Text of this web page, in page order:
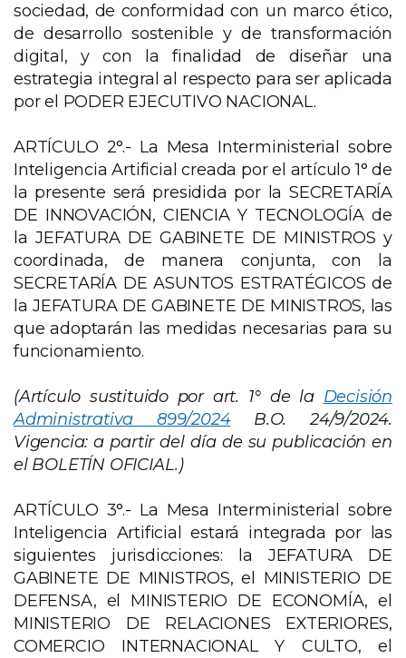
sociedad, de conformidad con un marco ético,
de desarrollo sostenible y de transformación
digital, y con la finalidad de diseñar una
estrategia integral al respecto para ser aplicada
por el PODER EJECUTIVO NACIONAL.
ARTÍCULO 2°.- La Mesa Interministerial sobre
Inteligencia Artificial creada por el artículo 1° de
la presente será presidida por la SECRETARÍA
DE INNOVACIÓN, CIENCIA Y TECNOLOGÍA de
la JEFATURA DE GABINETE DE MINISTROS y
coordinada, de manera conjunta, con la
SECRETARÍA DE ASUNTOS ESTRATÉGICOS de
la JEFATURA DE GABINETE DE MINISTROS, las
que adoptarán las medidas necesarias para su
funcionamiento.
(Artículo sustituido por art. 1° de la Decisión
Administrativa 899/2024
B.O. 24/9/2024.
Vigencia: a partir del día de su publicación en
el BOLETÍN OFICIAL.)
ARTÍCULO 3°.- La Mesa Interministerial sobre
Inteligencia Artificial estará integrada por las
siguientes jurisdicciones: la JEFATURA DE
GABINETE DE MINISTROS, el MINISTERIO DE
DEFENSA, el MINISTERIO DE ECONOMÍA, el
MINISTERIO DE RELACIONES EXTERIORES,
COMERCIO INTERNACIONAL Y CULTO, el